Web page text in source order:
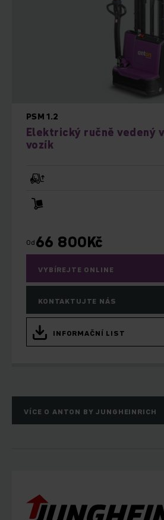
PSM 1.2
Elektrický ručně vedený
vozík
Od Kč
66 800
VYBÍREJTE ONLINE
KONTAKTUJTE NÁS
INFORMAČNÍ LIST
VÍCE O ANTON BY JUNGHEINRICH